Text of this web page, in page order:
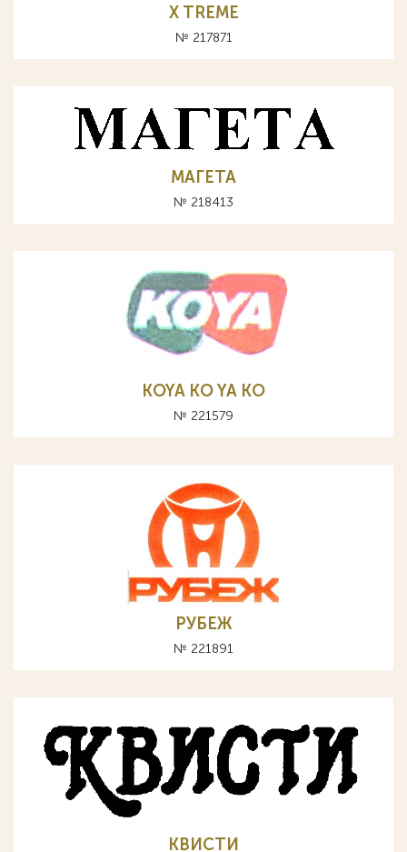
X TREME
№ 217871
МАГЕТА
№ 218413
KOYA KO YA КО
№ 221579
РУБЕЖ
№ 221891
КВИСТИ